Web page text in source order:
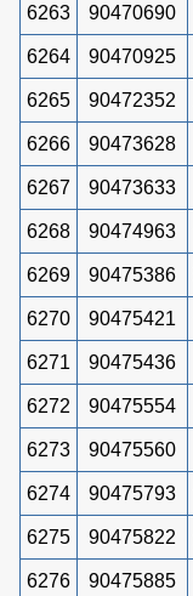
6263 90470690
6264 90470925
6265 90472352
6266 90473628
6267 90473633
6268 90474963
6269 90475386
6270 90475421
6271 90475436
6272 90475554
6273 90475560
6274 90475793
6275 90475822
6276 90475885